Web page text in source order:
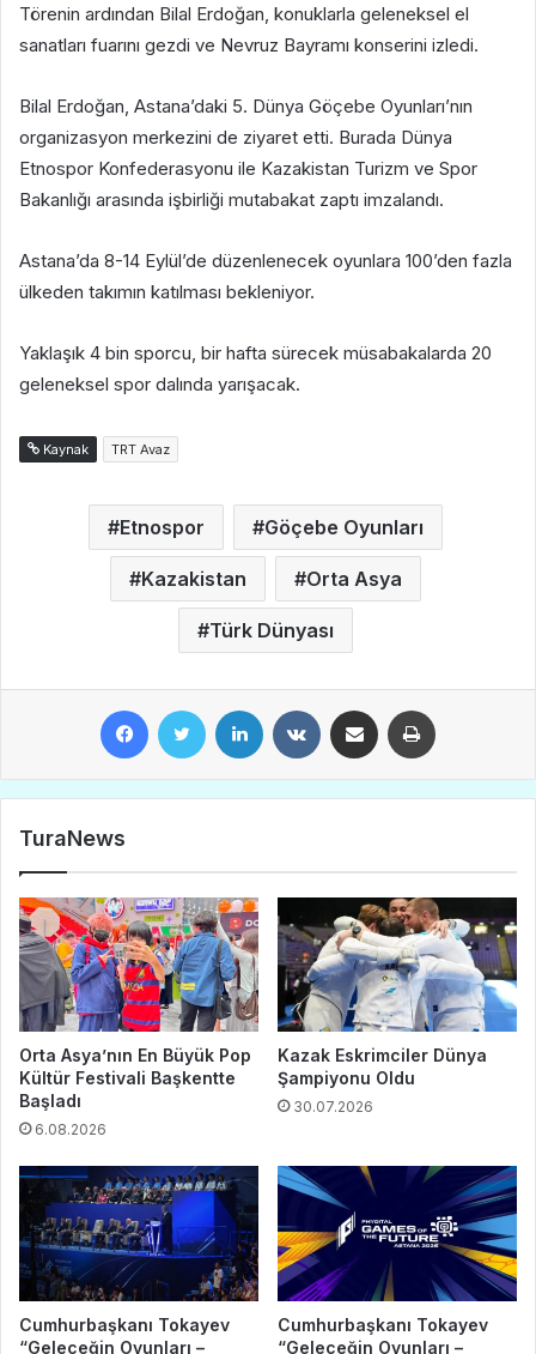
Törenin ardından Bilal Erdoğan, konuklarla geleneksel el
sanatları fuarını gezdi ve Nevruz Bayramı konserini izledi.
Bilal Erdoğan, Astana’daki 5. Dünya Göçebe Oyunları’nın
organizasyon merkezini de ziyaret etti. Burada Dünya
Etnospor Konfederasyonu ile Kazakistan Turizm ve Spor
Bakanlığı arasında işbirliği mutabakat zaptı imzalandı.
Astana’da 8-14 Eylül’de düzenlenecek oyunlara 100’den fazla
ülkeden takımın katılması bekleniyor.
Yaklaşık 4 bin sporcu, bir hafta sürecek müsabakalarda 20
geleneksel spor dalında yarışacak.
Kaynak TRT Avaz
Etnospor Göçebe Oyunları
Kazakistan Orta Asya
Türk Dünyası
TuraNews
Orta Asya’nın En Büyük Pop
Kültür Festivali Başkentte
Başladı
6.08.2026
Kazak Eskrimciler Dünya
Şampiyonu Oldu
30.07.2026
Cumhurbaşkanı Tokayev
“Geleceğin Oyunları –
Cumhurbaşkanı Tokayev
“Geleceğin Oyunları –